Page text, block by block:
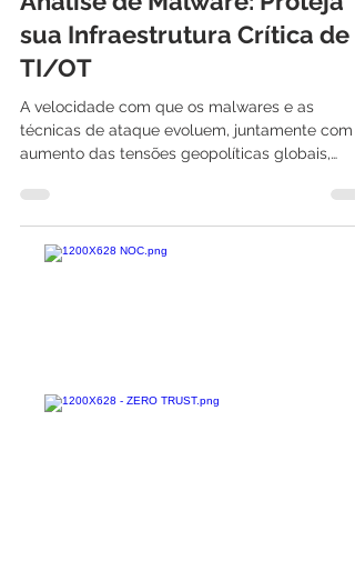
15 de set. de 2022
3 min de leitura
Análise de Malware: Proteja
TI/OT
A velocidade com que os malwares e as
alterou o...